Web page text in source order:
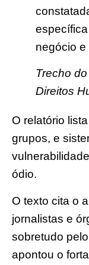
negócio
Trecho
Direitos
O relatório
grupos, e
ódio.
O texto cita o
jornalistas e
sobretudo
apontou o